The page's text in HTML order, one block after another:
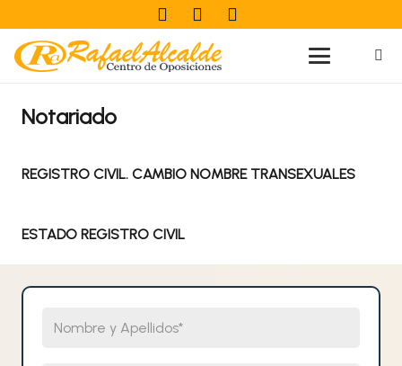
Notariado
REGISTRO CIVIL. CAMBIO NOMBRE TRANSEXUALES
ESTADO REGISTRO CIVIL